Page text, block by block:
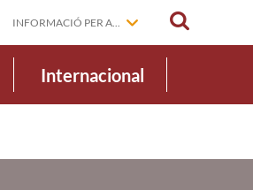
INFORMACIÓ PER A...
Internacional